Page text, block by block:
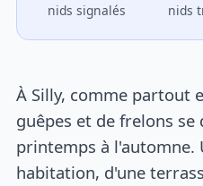
nids signalés nids
À Silly, comme partout
guêpes et de frelons se
printemps à l'automne.
habitation, d'une